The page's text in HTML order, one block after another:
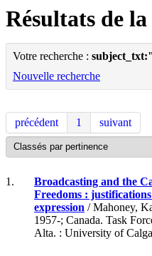
Résultats de
Votre recherche :
Nouvelle recherche
précédent 1 suivant
1.
Broadcasting and the
Freedoms :
expression / Mahoney,
1957-; Canada. Task
Alta. : University of